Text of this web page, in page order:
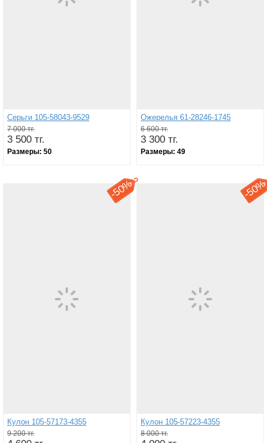
Серьги 105-58043-9529
7 000 тг.
3 500 тг.
Размеры: 50
Ожерелья 61-28246-1745
6 600 тг.
3 300 тг.
Размеры: 49
-
50%
Кулон 105-57173-4355
9 200 тг.
-
50%
Кулон 105-57223-4355
8 000 тг.